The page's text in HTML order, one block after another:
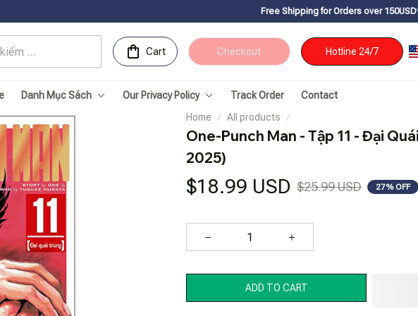
Free Shipping for Orders over 150USDㅤ✨ Chúc mừng
Cart Checkout Hotline 24/7
Danh Mục Sách Our Privacy Policy Track Order
Contact
Home
All products
One-Punch Man - Tập 11 - Đại
2025)
$18.99 USD $25.99 USD 27% OFF
ADD TO CART